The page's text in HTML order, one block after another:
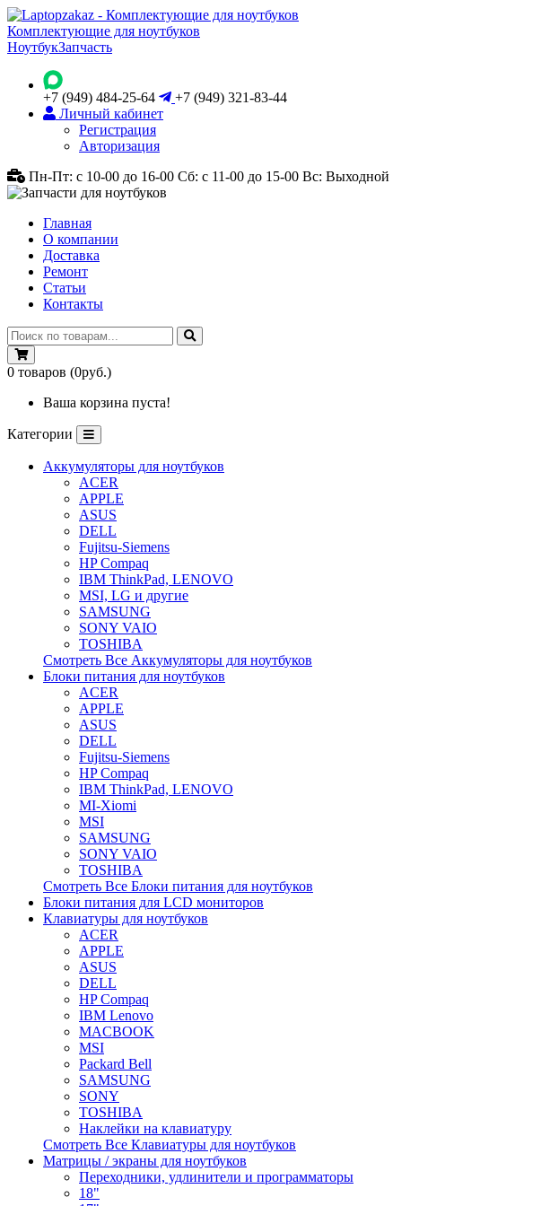
Комплектующие для ноутбуков
НоутбукЗапчасть
+7 (949) 484-25-64
+7 (949) 321-83-44
Личный кабинет
Регистрация
Авторизация
Пн-Пт: с 10-00 до 16-00 Сб: с 11-00 до 15-00 Вс: Выходной
Главная
О компании
Доставка
Ремонт
Статьи
Контакты
0 товаров (0руб.)
Ваша корзина пуста!
Категории
Аккумуляторы для ноутбуков
ACER
APPLE
ASUS
DELL
Fujitsu-Siemens
HP Compaq
IBM ThinkPad, LENOVO
MSI, LG и другие
SAMSUNG
SONY VAIO
TOSHIBA
Смотреть Все Аккумуляторы для ноутбуков
Блоки питания для ноутбуков
ACER
APPLE
ASUS
DELL
Fujitsu-Siemens
HP Compaq
IBM ThinkPad, LENOVO
MI-Xiomi
MSI
SAMSUNG
SONY VAIO
TOSHIBA
Смотреть Все Блоки питания для ноутбуков
Блоки питания для LCD мониторов
Клавиатуры для ноутбуков
ACER
APPLE
ASUS
DELL
HP Compaq
IBM Lenovo
MACBOOK
MSI
Packard Bell
SAMSUNG
SONY
TOSHIBA
Наклейки на клавиатуру
Смотреть Все Клавиатуры для ноутбуков
Матрицы / экраны для ноутбуков
Переходники, удлинители и программаторы
18"